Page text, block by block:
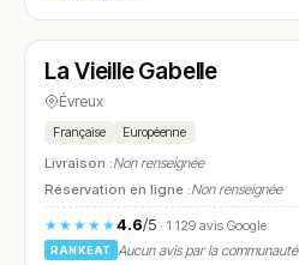
N° 18
La Vieille Gabelle
Évreux
Française Européenne
Livraison :Non renseignée
Réservation en ligne :Non renseignée
★★★★★4.6/5· 1 129 avis Google
RANKEAT
Aucun avis par la communauté